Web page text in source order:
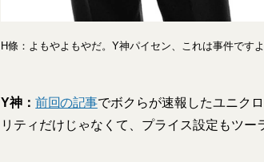
H條：よもやよもやだ。Y神パイセン、これは事件ですよ
Y神：前回の記事でボクらが速報したユニクロ
リティだけじゃなくて、プライス設定もツー